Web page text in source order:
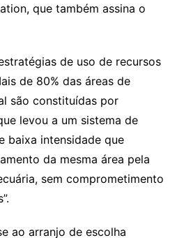
que também assina o
de uso de recursos
de 80% das áreas de
são constituídas por
levou a um sistema de
baixa intensidade que
da mesma área pela
sem comprometimento
ao arranjo de escolha